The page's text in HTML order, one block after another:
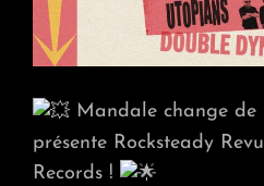
Mandale change de
présente Rocksteady
Records !